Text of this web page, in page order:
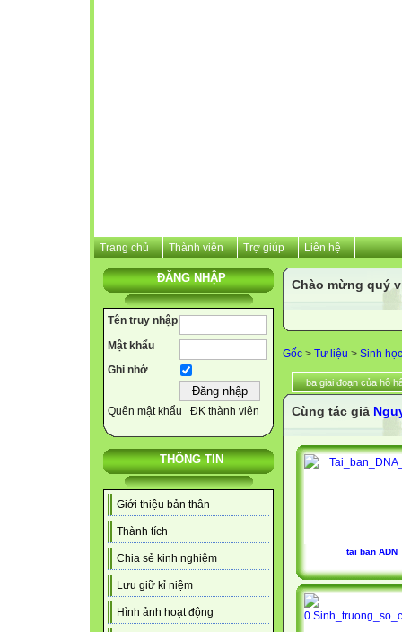
Trang chủ Thành viên Trợ giúp Liên hệ
ĐĂNG NHẬP
Tên truy nhập
Mật khẩu
Ghi nhớ
Quên mật khẩu ĐK thành viên
THÔNG TIN
Giới thiệu bản thân
Thành tích
Chia sẻ kinh nghiệm
Lưu giữ kỉ niệm
Hình ảnh hoạt động
Chào mừng quý
Gốc > Tư liệu > Sinh học
ba giai đoạn của hô
Cùng tác giả
tai ban ADN